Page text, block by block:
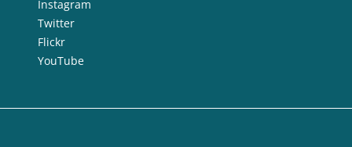
Instagram
Twitter
Flickr
YouTube